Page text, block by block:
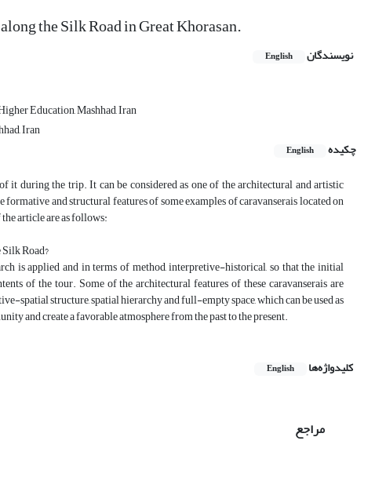
the Silk Road in Great Khorasan.
نویسندگان English
Education, Mashhad, Iran
Iran
چکیده
English
it during the trip. It can be considered as one of the architectural and artistic
and structural features of some examples of caravanserais located on
article are as follows:
Road?
is applied and in terms of method, interpretive-historical, so that the initial
of the tour. Some of the architectural features of these caravanserais are
spatial structure, spatial hierarchy and full-empty space, which can be used as
and create a favorable atmosphere from the past to the present.
کلیدواژه‌ها English
مراجع